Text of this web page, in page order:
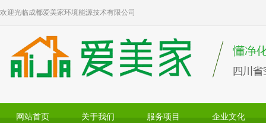
欢迎光临成都爱美家环境能源技术有限公司
网站首页 关于我们 服务项目 企业文化